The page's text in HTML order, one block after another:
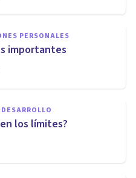
PERSONALES
importantes
los límites?